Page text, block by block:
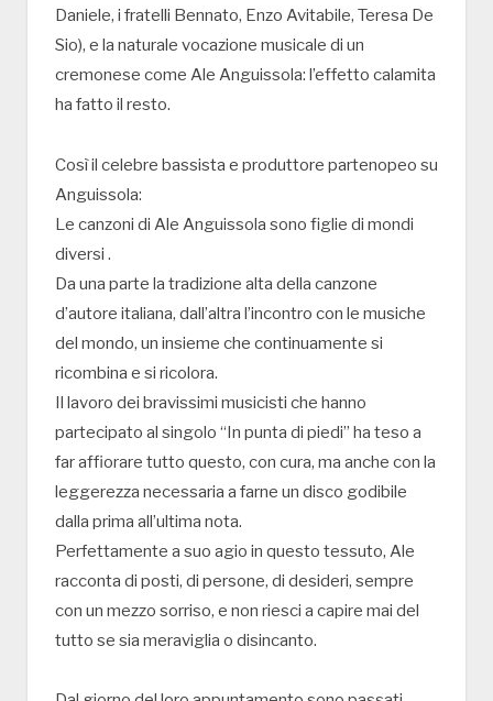
Daniele, i fratelli Bennato, Enzo Avitabile, Teresa De
Sio), e la naturale vocazione musicale di un
cremonese come Ale Anguissola: l’effetto calamita
ha fatto il resto.
Così il celebre bassista e produttore partenopeo su
Anguissola:
Le canzoni di Ale Anguissola sono figlie di mondi
diversi .
Da una parte la tradizione alta della canzone
d’autore italiana, dall’altra l’incontro con le musiche
del mondo, un insieme che continuamente si
ricombina e si ricolora.
Il lavoro dei bravissimi musicisti che hanno
partecipato al singolo “In punta di piedi” ha teso a
far affiorare tutto questo, con cura, ma anche con la
leggerezza necessaria a farne un disco godibile
dalla prima all’ultima nota.
Perfettamente a suo agio in questo tessuto, Ale
racconta di posti, di persone, di desideri, sempre
con un mezzo sorriso, e non riesci a capire mai del
tutto se sia meraviglia o disincanto.